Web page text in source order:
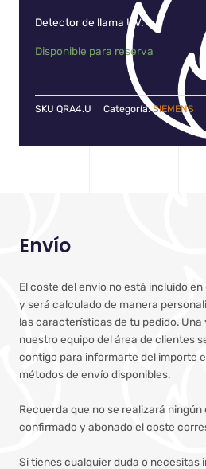
Detector de llama UV.
Disponible para reserva
SKU QRA4.U Categoría: SIEMENS
Envío
El coste del envío no está incluido
y será calculado de manera
las características de tu pedido. Una
nuestro equipo del área de clientes
contigo para informarte del importe
métodos de envío disponibles.
Recuerda que no se realizará
confirmado y abonado el coste
Si tienes cualquier duda o necesitas